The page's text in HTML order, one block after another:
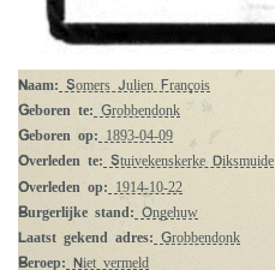
Naam: Somers Julien François
Geboren te: Grobbendonk
Geboren op: 1893-04-09
Overleden te: Stuivekenskerke Diksmuide
Overleden op: 1914-10-22
Burgerlijke stand: Ongehuw
Laatst gekend adres: Grobbendonk
Beroep: Niet vermeld